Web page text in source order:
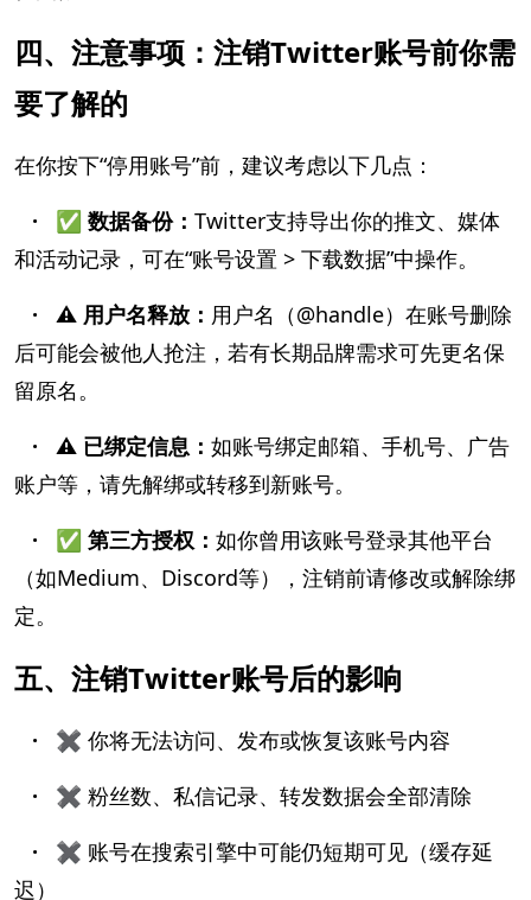
四、注意事项：注销Twitter账号前你需
要了解的
在你按下“停用账号”前，建议考虑以下几点：
· ✅ 数据备份： Twitter支持导出你的推文、媒体
和活动记录，可在“账号设置 > 下载数据”中操作。
· ⚠️ 用户名释放： 用户名（@handle）在账号删除
后可能会被他人抢注，若有长期品牌需求可先更名保
留原名。
· ⚠️ 已绑定信息： 如账号绑定邮箱、手机号、广告
账户等，请先解绑或转移到新账号。
· ✅ 第三方授权： 如你曾用该账号登录其他平台
（如Medium、Discord等），注销前请修改或解除绑
定。
五、注销Twitter账号后的影响
·
✖️ 你将无法访问、发布或恢复该账号内容
·
✖️ 粉丝数、私信记录、转发数据会全部清除
·
✖️ 账号在搜索引擎中可能仍短期可见（缓存延
迟）